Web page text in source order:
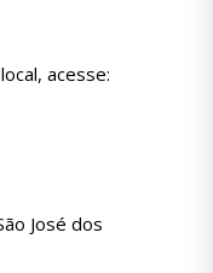
acesse:
José dos